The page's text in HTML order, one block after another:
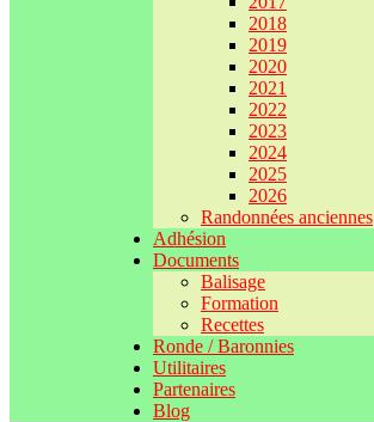
2018
2019
2020
2021
2022
2023
2024
2025
2026
Randonnées anciennes
Adhésion
Documents
Balisage
Formation
Recettes
Ronde / Baronnies
Utilitaires
Partenaires
Blog